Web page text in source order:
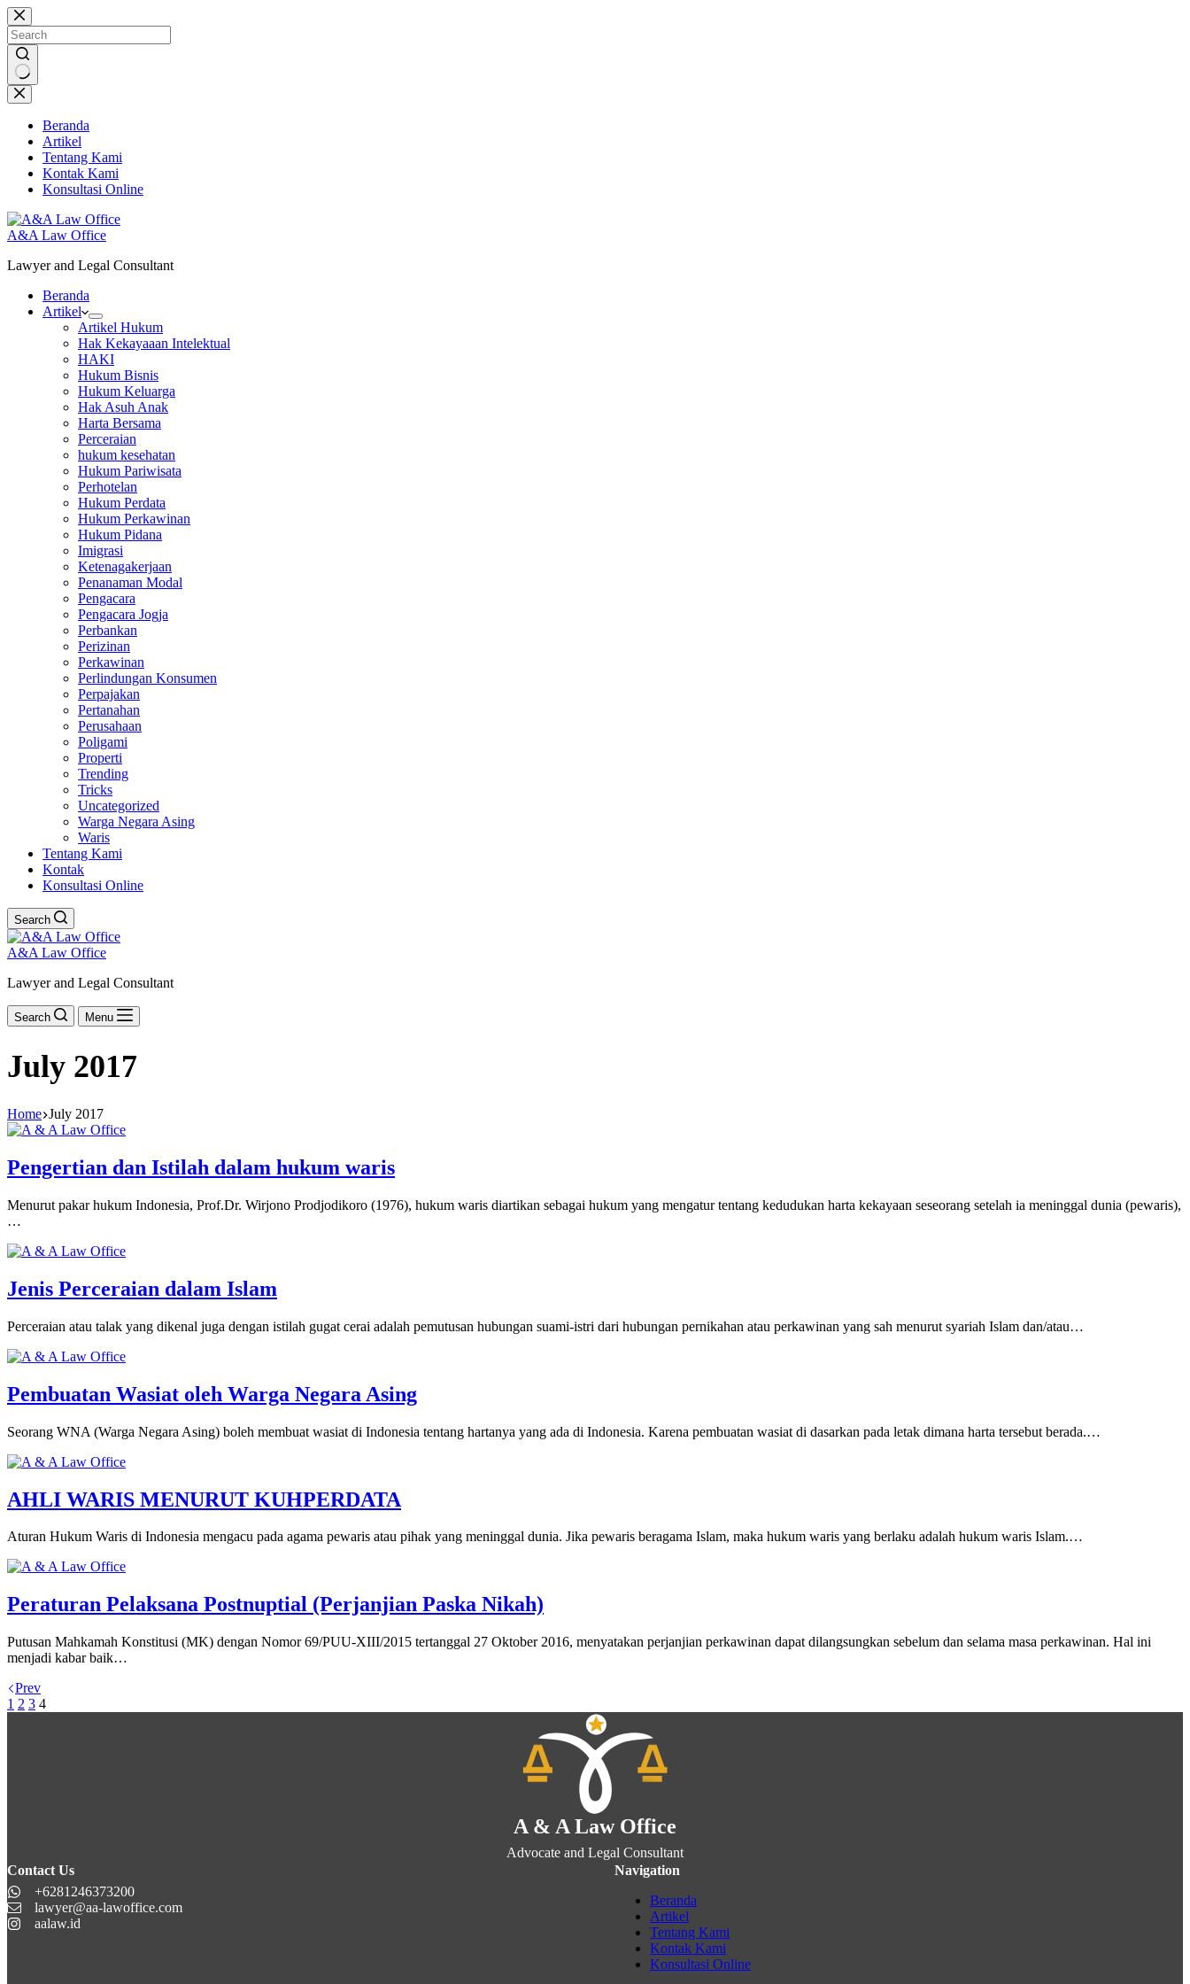
Skip
to
content
No
results
Beranda
Artikel
Tentang Kami
Kontak Kami
Konsultasi Online
A&A Law Office
Lawyer and Legal Consultant
Beranda
Artikel
Artikel Hukum
Hak Kekayaaan Intelektual
HAKI
Hukum Bisnis
Hukum Keluarga
Hak Asuh Anak
Harta Bersama
Perceraian
hukum kesehatan
Hukum Pariwisata
Perhotelan
Hukum Perdata
Hukum Perkawinan
Hukum Pidana
Imigrasi
Ketenagakerjaan
Penanaman Modal
Pengacara
Pengacara Jogja
Perbankan
Perizinan
Perkawinan
Perlindungan Konsumen
Perpajakan
Pertanahan
Perusahaan
Poligami
Properti
Trending
Tricks
Uncategorized
Warga Negara Asing
Waris
Tentang Kami
Kontak
Konsultasi Online
Search
A&A Law Office
Lawyer and Legal Consultant
Search Menu
July 2017
Home July 2017
Pengertian dan Istilah dalam hukum waris
Menurut pakar hukum Indonesia, Prof.Dr. Wirjono Prodjodikoro (1976), hukum waris diartikan sebagai hukum yang mengatur tentang kedudukan harta kekayaan seseorang setelah ia meninggal dunia (pewaris),
…
Jenis Perceraian dalam Islam
Perceraian atau talak yang dikenal juga dengan istilah gugat cerai adalah pemutusan hubungan suami-istri dari hubungan pernikahan atau perkawinan yang sah menurut syariah Islam dan/atau…
Pembuatan Wasiat oleh Warga Negara Asing
Seorang WNA (Warga Negara Asing) boleh membuat wasiat di Indonesia tentang hartanya yang ada di Indonesia. Karena pembuatan wasiat di dasarkan pada letak dimana harta tersebut berada.…
AHLI WARIS MENURUT KUHPERDATA
Aturan Hukum Waris di Indonesia mengacu pada agama pewaris atau pihak yang meninggal dunia. Jika pewaris beragama Islam, maka hukum waris yang berlaku adalah hukum waris Islam.…
Peraturan Pelaksana Postnuptial (Perjanjian Paska Nikah)
Putusan Mahkamah Konstitusi (MK) dengan Nomor 69/PUU-XIII/2015 tertanggal 27 Oktober 2016, menyatakan perjanjian perkawinan dapat dilangsungkan sebelum dan selama masa perkawinan. Hal ini
menjadi kabar baik…
Prev
1 2 3 4
A & A Law Office
Advocate and Legal Consultant
Contact Us
+6281246373200
lawyer@aa-lawoffice.com
aalaw.id
Navigation
Beranda
Artikel
Tentang Kami
Kontak Kami
Konsultasi Online